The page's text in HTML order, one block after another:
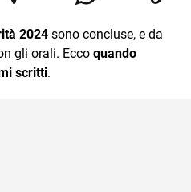
L’attualità è il mio pane
2024 sono concluse, e da
gli orali. Ecco quando
scritti.